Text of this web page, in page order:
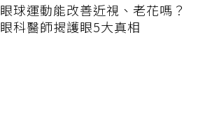
眼球運動能改善近視、老花嗎？
眼科醫師揭護眼5大真相